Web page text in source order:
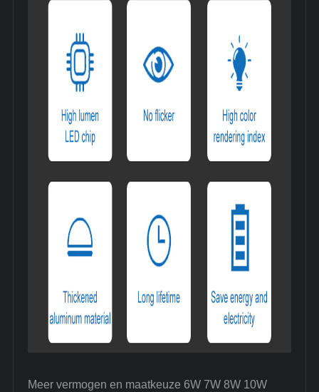
Meer vermogen en maatkeuze 6W 7W 8W 10W